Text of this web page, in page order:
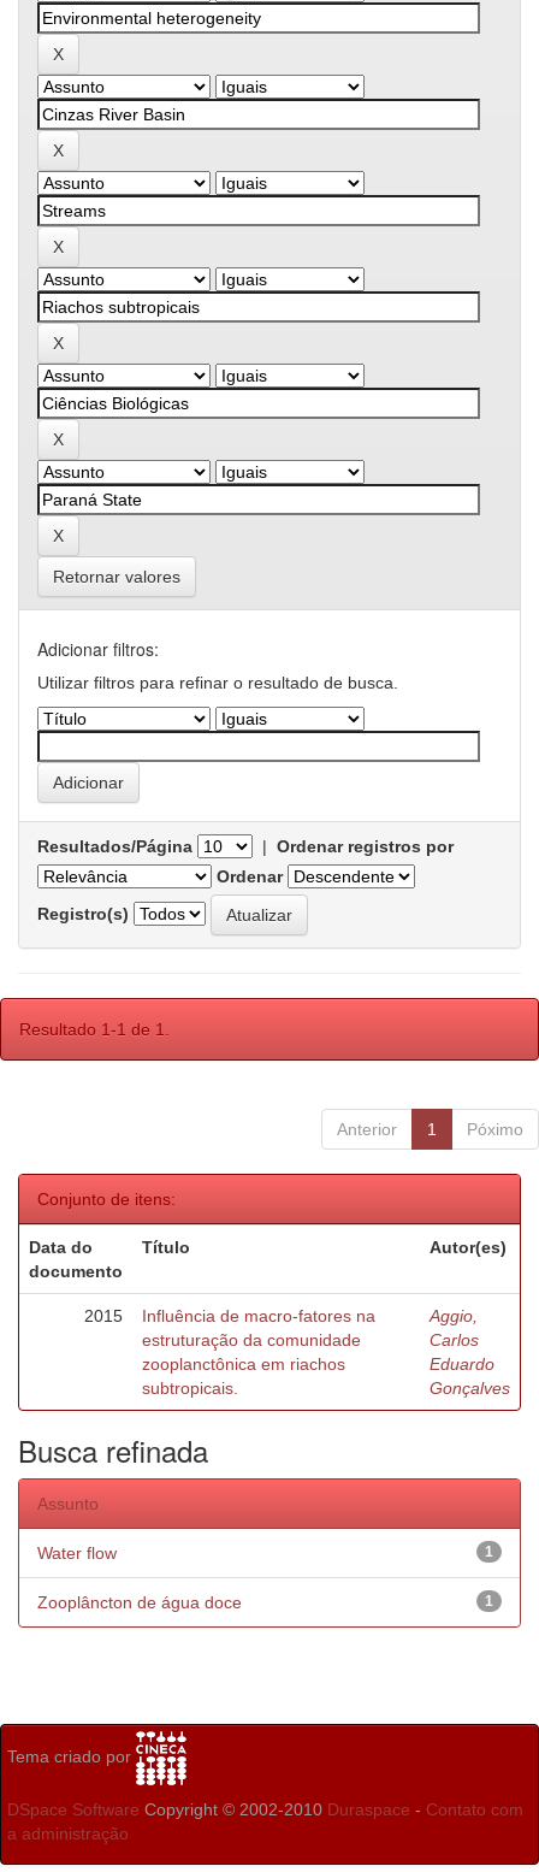
Retornar valores
Adicionar filtros:
Utilizar filtros para refinar o resultado de busca.
Resultados/Página | Ordenar registros por
Ordenar
Registro(s)
Resultado 1-1 de 1.
Anterior 1 Póximo
Conjunto de itens:
Data do
documento
Título Autor(es)
2015
Influência de macro-fatores na
estruturação da comunidade
zooplanctônica em riachos
subtropicais.
Aggio,
Carlos
Eduardo
Gonçalves
Busca refinada
Assunto
1
Water flow
1
Zooplâncton de água doce
Tema criado por
DSpace Software Copyright © 2002-2010 Duraspace - Contato com
a administração